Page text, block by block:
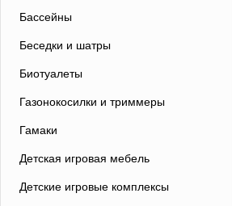
Бассейны
Беседки и шатры
Биотуалеты
Газонокосилки и триммеры
Гамаки
Детская игровая мебель
Детские игровые комплексы